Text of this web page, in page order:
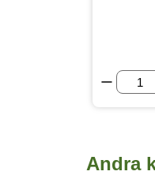
Andra